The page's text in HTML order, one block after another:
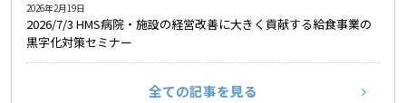
2026/7/3 HMS病院・施設の経営改善に大きく貢献する給食事業の
黒字化対策セミナー
2026年2月19日
全ての記事を見る